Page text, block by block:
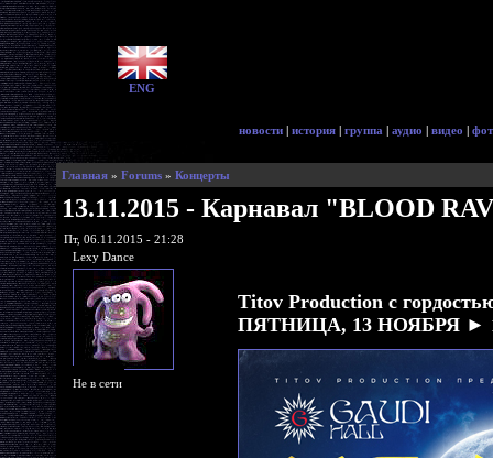
ENG
новости | история | группа | аудио | видео |
Главная » Forums » Концерты
13.11.2015 - Карнавал "BLOOD
Пт, 06.11.2015 - 21:28
Lexy Dance
Не в сети
Titov Production с
ПЯТНИЦА, 13 НОЯБРЯ ►